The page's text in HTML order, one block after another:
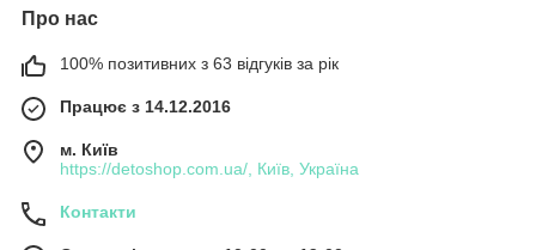
Про нас
100% позитивних з 63 відгуків за рік
Працює з 14.12.2016
м. Київ
https://detoshop.com.ua/, Київ, Україна
Контакти